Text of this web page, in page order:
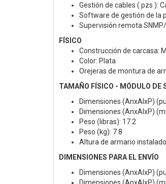
Gestión de cables ( pzs ):
Software de gestión de la
Supervisión remota
FÍSICO
Construcción de carcasa:
Color: Plata
Orejeras de montura de
TAMAÑO FÍSICO - MÓDULO DE
Dimensiones (AnxAlxP)
Dimensiones (AnxAlxP)
Peso (libras): 17.2
Peso (kg): 7.8
Altura de armario instalado
DIMENSIONES PARA EL ENVÍO
Dimensiones (AnxAlxP)